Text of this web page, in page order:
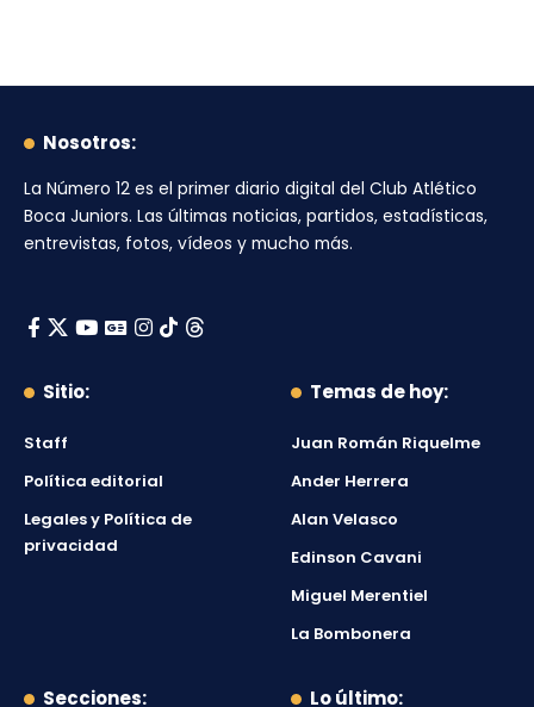
Nosotros:
La Número 12 es el primer diario digital del Club Atlético
Boca Juniors. Las últimas noticias, partidos, estadísticas,
entrevistas, fotos, vídeos y mucho más.
Sitio:
Staff
Política editorial
Legales y Política de
privacidad
Temas de hoy:
Juan Román Riquelme
Ander Herrera
Alan Velasco
Edinson Cavani
Miguel Merentiel
La Bombonera
Secciones: Lo último: